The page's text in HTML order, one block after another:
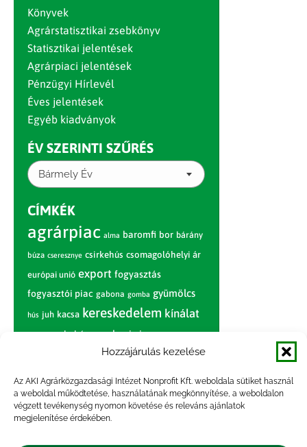
Hozzájárulás kezelése
Az AKI Agrárközgazdasági Intézet Nonprofit Kft. weboldala sütiket használ
a weboldal működtetése, használatának megkönnyítése, a weboldalon
végzett tevékenység nyomon követése és releváns ajánlatok
megjelenítése érdekében.
Könyvek
Agrárstatisztikai zsebkönyv
Statisztikai jelentések
Agrárpiaci jelentések
Pénzügyi Hírlevél
Éves jelentések
Egyéb kiadványok
ÉV SZERINTI SZŰRÉS
Bármely Év
CÍMKÉK
agrárpiac alma baromfi bor bárány
búza cseresznye csirkehús csomagolóhelyi ár
európai unió export fogyasztás
fogyasztói piac gabona gomba gyümölcs
hús juh kacsa kereskedelem kínálat
körte marhahús nagybani piac narancs
nemzetközi árinformációk
paradicsom piac piaci jelentés
pulyka pulykahús sertés sertéshús
szarvasmarha termelés
termelői